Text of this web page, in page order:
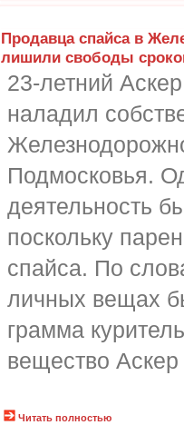
Продавца спайса в
лишили свободы
23-летний
наладил
Подмосковья.
деятельность
поскольку
спайса. По
личных вещах
грамма
вещество
Читать полностью